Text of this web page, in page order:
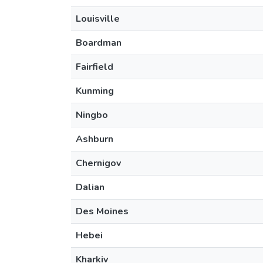
Louisville
Boardman
Fairfield
Kunming
Ningbo
Ashburn
Chernigov
Dalian
Des Moines
Hebei
Kharkiv